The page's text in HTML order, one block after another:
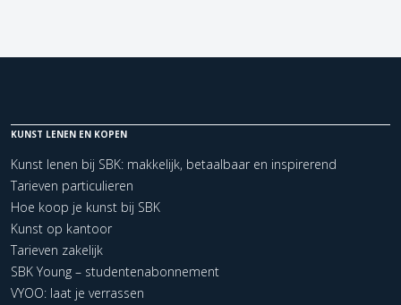
KUNST LENEN EN KOPEN
Kunst lenen bij SBK: makkelijk, betaalbaar en inspirerend
Tarieven particulieren
Hoe koop je kunst bij SBK
Kunst op kantoor
Tarieven zakelijk
SBK Young – studentenabonnement
VYOO: laat je verrassen